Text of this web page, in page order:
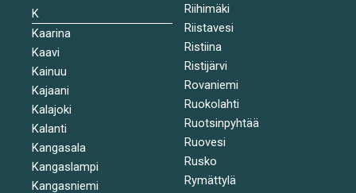
K
Kaarina
Kaavi
Kainuu
Kajaani
Kalajoki
Kalanti
Kangasala
Kangaslampi
Kangasniemi
Riihimäki
Riistavesi
Ristiina
Ristijärvi
Rovaniemi
Ruokolahti
Ruotsinpyhtää
Ruovesi
Rusko
Rymättylä